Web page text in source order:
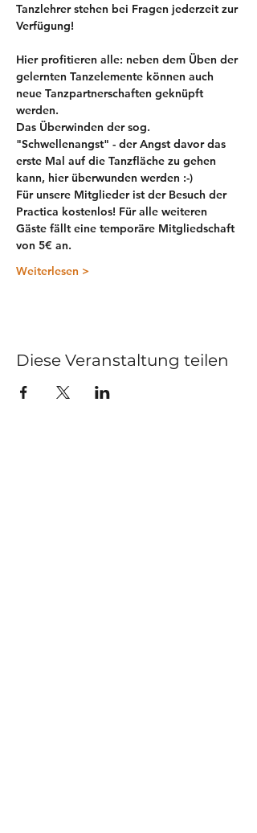
Tanzlehrer stehen bei Fragen jederzeit zur
Verfügung!
Hier profitieren alle: neben dem Üben der
gelernten Tanzelemente können auch
neue Tanzpartnerschaften geknüpft
werden.
Das Überwinden der sog.
"Schwellenangst" - der Angst davor das
erste Mal auf die Tanzfläche zu gehen
kann, hier überwunden werden :-)
Für unsere Mitglieder ist der Besuch der
Practica kostenlos! Für alle weiteren
Gäste fällt eine temporäre Mitgliedschaft
von 5€ an.
Weiterlesen >
Diese Veranstaltung teilen